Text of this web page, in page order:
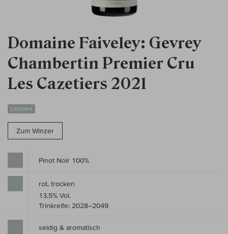
Domaine Faiveley: Gevrey
Chambertin Premier Cru
Les Cazetiers 2021
Limitiert
Zum Winzer
Pinot Noir 100%
rot, trocken
13,5% Vol.
Trinkreife: 2028–2049
seidig & aromatisch